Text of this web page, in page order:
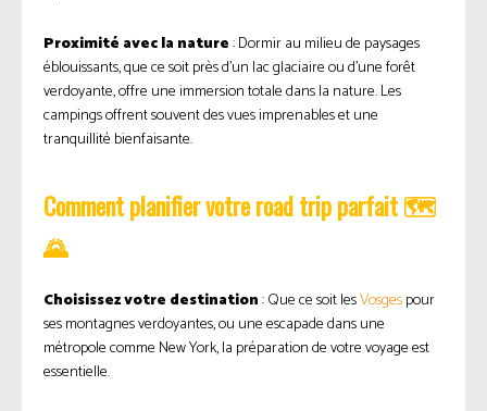
Proximité avec la nature: Dormir au milieu de paysages
éblouissants, que ce soit près d’un lac glaciaire ou d’une forêt
verdoyante, offre une immersion totale dans la nature. Les
campings offrent souvent des vues imprenables et une
tranquillité bienfaisante.
Comment planifier votre road trip parfait 🗺️
🌄
Choisissez votre destination: Que ce soit lesVosgespour
ses montagnes verdoyantes, ou une escapade dans une
métropole comme New York, la préparation de votre voyage est
essentielle.